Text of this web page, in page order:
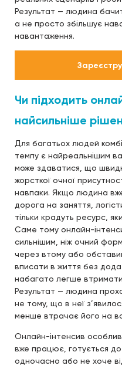
Результат — людина
а не просто збільшує
навантаження.
Чи підходить
найсильніше
Для багатьох людей
темпу є найреальнішим
може здаватися, що
жорсткої очної
навпаки. Якщо людина
дорога на заняття,
тільки крадуть ресурс,
Саме тому онлайн-
сильнішим, ніж очний
через втому або
вписати в життя без
набагато легше втримати
Результат — людина
не тому, що в неї
менше втрачає його на
Онлайн-інтенсив
вже працює, готується до
одночасно або не хоче